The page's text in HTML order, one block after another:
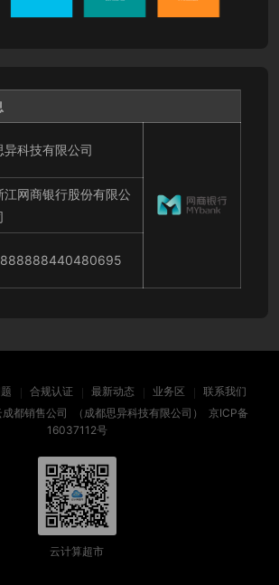
异科技有限公司
江网商银行股份有限公
合规认证 最新动态 业务区
联系我们
成都销售公司 （成都思异科技有限公司） 京ICP备
16037112号
云计算超市